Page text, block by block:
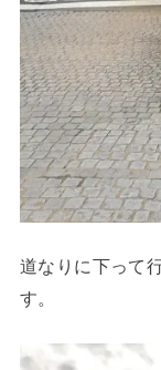
道なりに下って
す。